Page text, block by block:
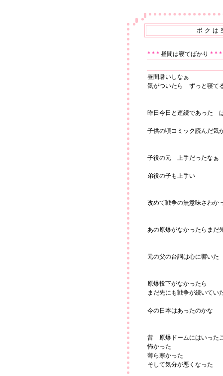
ボクは
* * * 昼間は寝てばかり * * *
昼間暑いしなぁ
気がついたら ずっと寝て
昨日今日と連続であった
子供の頃コミック読んだ気
子役の元 上手だったなぁ
弟役の子も上手い
改めて戦争の無意味さわか
あの原爆がなかったらま
元の父の台詞は心に響いた
原爆投下がなかったら
まだ先にも戦争が続いてい
今の日本はあったのかな
昔 原爆ドームにはいった
怖かった
薄ら寒かった
そして気分が悪くなった